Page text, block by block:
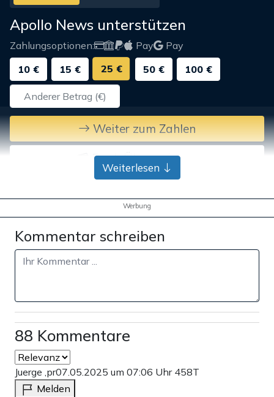
Apollo News unterstützen
Zahlungsoptionen: Pay
Pay
10 €
15 € 25 € 50 € 100 €
Weiter zum Zahlen
Bank-Überweisung
Weiterlesen
Werbung
Kommentar schreiben
88 Kommentare
Juerge ,pr07.05.2025 um 07:06 Uhr 458T
Melden